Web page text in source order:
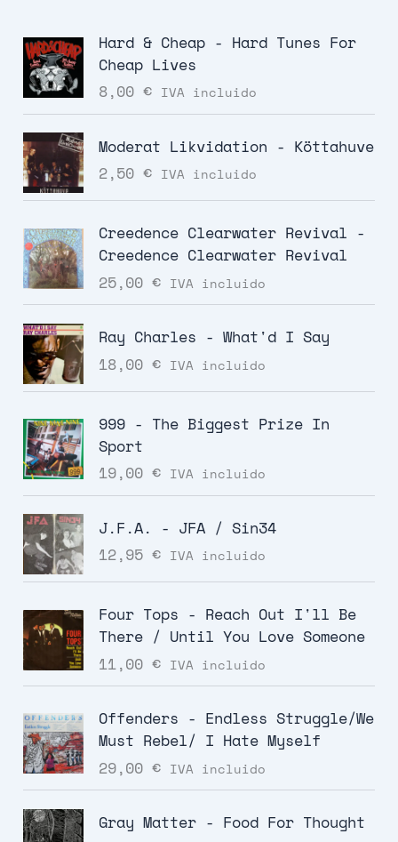
Hard & Cheap - Hard Tunes For
Cheap Lives
8,00€ IVA incluido
Moderat Likvidation - Köttahuve
2,50€ IVA incluido
Creedence Clearwater Revival -
Creedence Clearwater Revival
25,00€ IVA incluido
Ray Charles - What'd I Say
18,00€ IVA incluido
999 - The Biggest Prize In
Sport
19,00€ IVA incluido
J.F.A. - JFA / Sin34
12,95€ IVA incluido
Four Tops - Reach Out I'll Be
There / Until You Love Someone
11,00€ IVA incluido
Offenders - Endless Struggle/We
Must Rebel/ I Hate Myself
29,00€ IVA incluido
Gray Matter - Food For Thought